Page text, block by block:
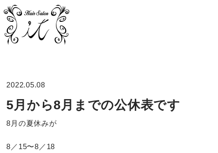
2022.05.08
5月から8月までの公休表です
8月の夏休みが
8／15〜8／18